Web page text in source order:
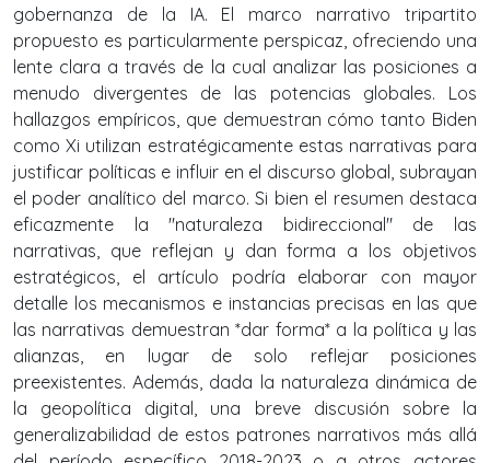
gobernanza de la IA. El marco narrativo tripartito
propuesto es particularmente perspicaz, ofreciendo una
lente clara a través de la cual analizar las posiciones a
menudo divergentes de las potencias globales. Los
hallazgos empíricos, que demuestran cómo tanto Biden
como Xi utilizan estratégicamente estas narrativas para
justificar políticas e influir en el discurso global, subrayan
el poder analítico del marco. Si bien el resumen destaca
eficazmente la "naturaleza bidireccional" de las
narrativas, que reflejan y dan forma a los objetivos
estratégicos, el artículo podría elaborar con mayor
detalle los mecanismos e instancias precisas en las que
las narrativas demuestran *dar forma* a la política y las
alianzas, en lugar de solo reflejar posiciones
preexistentes. Además, dada la naturaleza dinámica de
la geopolítica digital, una breve discusión sobre la
generalizabilidad de estos patrones narrativos más allá